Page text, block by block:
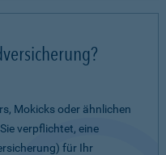
Mokicks oder ähnlichen
verpflichtet, eine
für Ihr